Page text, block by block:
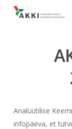
Analüütilise
infopäeva, et